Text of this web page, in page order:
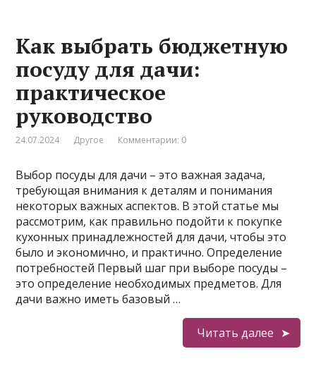
Как выбрать бюджетную
посуду для дачи:
практическое
руководство
24.07.2024 Другое Комментарии: 0
Выбор посуды для дачи – это важная задача,
требующая внимания к деталям и понимания
некоторых важных аспектов. В этой статье мы
рассмотрим, как правильно подойти к покупке
кухонных принадлежностей для дачи, чтобы это
было и экономично, и практично. Определение
потребностей Первый шаг при выборе посуды –
это определение необходимых предметов. Для
дачи важно иметь базовый …
Читать далее